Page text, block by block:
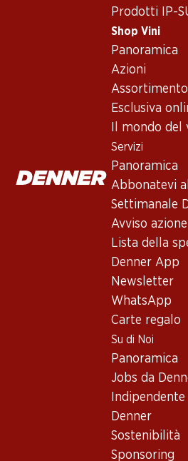
Prodotti IP-
Shop Vini
Panoramica
Azioni
Assortimento
Esclusiva
Il mondo del
Servizi
Panoramica
Abbonatevi al
Settimanale
Avviso azione
Lista della
Denner App
Newsletter
WhatsApp
Carte regalo
Su di Noi
Panoramica
Jobs da
Denner
Sostenibilità
Sponsoring
Fronte
La Vie en Bio Rosé
varie regioni
Buono a sapersi
Maturità di beva